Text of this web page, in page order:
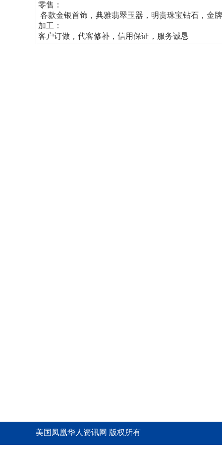
零售：
各款金银首饰，典雅翡翠玉器，明贵珠宝钻石，金
加工：
客户订做，代客修补，信用保证，服务诚恳
美国凤凰华人资讯网 版权所有